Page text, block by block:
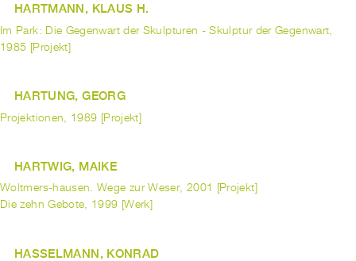
HARTMANN, KLAUS H.
Im Park: Die Gegenwart der Skulpturen - Skulptur der Gegenwart,
1985 [Projekt]
HARTUNG, GEORG
Projektionen, 1989 [Projekt]
HARTWIG, MAIKE
Woltmers-hausen. Wege zur Weser, 2001 [Projekt]
Die zehn Gebote, 1999 [Werk]
HASSELMANN, KONRAD